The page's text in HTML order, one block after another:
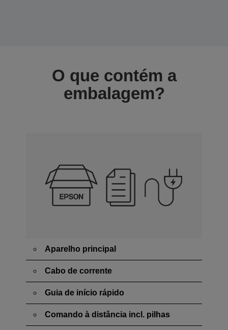
O que contém a
embalagem?
Aparelho principal
Cabo de corrente
Guia de início rápido
Comando à distância incl. pilhas